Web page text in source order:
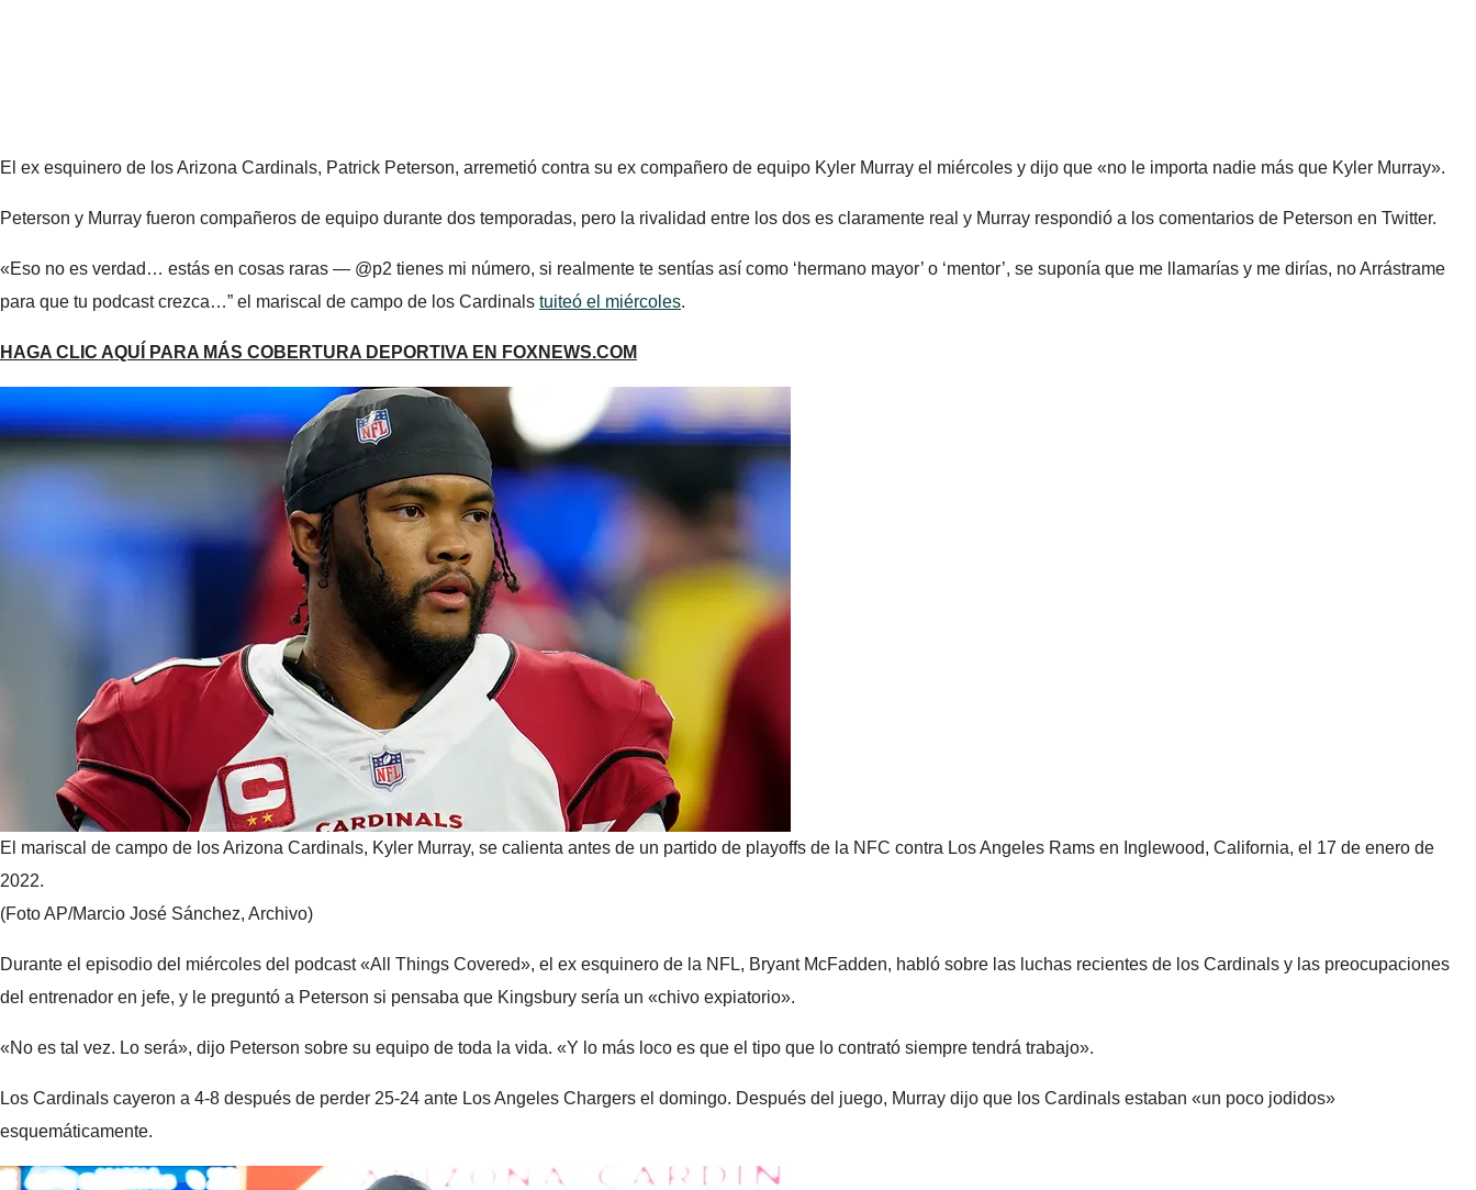
El ex esquinero de los Arizona Cardinals, Patrick Peterson, arremetió contra su ex compañero de equipo Kyler Murray el miércoles y dijo que «no le importa nadie más que Kyler Murray».
Peterson y Murray fueron compañeros de equipo durante dos temporadas, pero la rivalidad entre los dos es claramente real y Murray respondió a los comentarios de Peterson en Twitter.
«Eso no es verdad… estás en cosas raras — @p2 tienes mi número, si realmente te sentías así como ‘hermano mayor’ o ‘mentor’, se suponía que me llamarías y me dirías, no Arrástrame
para que tu podcast crezca…” el mariscal de campo de los Cardinals tuiteó el miércoles.
HAGA CLIC AQUÍ PARA MÁS COBERTURA DEPORTIVA EN FOXNEWS.COM
El mariscal de campo de los Arizona Cardinals, Kyler Murray, se calienta antes de un partido de playoffs de la NFC contra Los Angeles Rams en Inglewood, California, el 17 de enero de
2022.
(Foto AP/Marcio José Sánchez, Archivo)
Durante el episodio del miércoles del podcast «All Things Covered», el ex esquinero de la NFL, Bryant McFadden, habló sobre las luchas recientes de los Cardinals y las preocupaciones
del entrenador en jefe, y le preguntó a Peterson si pensaba que Kingsbury sería un «chivo expiatorio».
«No es tal vez. Lo será», dijo Peterson sobre su equipo de toda la vida. «Y lo más loco es que el tipo que lo contrató siempre tendrá trabajo».
Los Cardinals cayeron a 4-8 después de perder 25-24 ante Los Angeles Chargers el domingo. Después del juego, Murray dijo que los Cardinals estaban «un poco jodidos»
esquemáticamente.